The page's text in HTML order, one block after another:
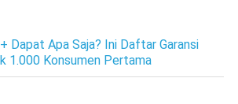
Dapat Apa Saja? Ini Daftar Garansi
1.000 Konsumen Pertama